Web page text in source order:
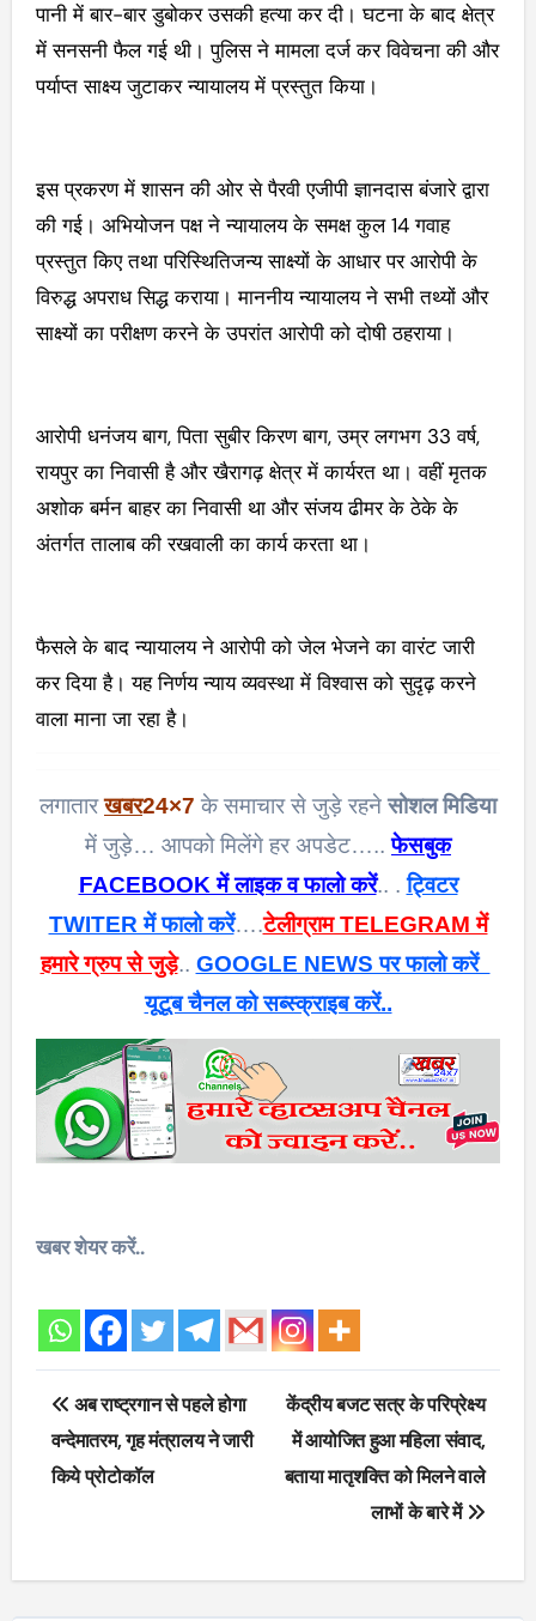
पानी में बार-बार डुबोकर उसकी हत्या कर दी। घटना के बाद क्षेत्र
में सनसनी फैल गई थी। पुलिस ने मामला दर्ज कर विवेचना की और
पर्याप्त साक्ष्य जुटाकर न्यायालय में प्रस्तुत किया।
इस प्रकरण में शासन की ओर से पैरवी एजीपी ज्ञानदास बंजारे द्वारा
की गई। अभियोजन पक्ष ने न्यायालय के समक्ष कुल 14 गवाह
प्रस्तुत किए तथा परिस्थितिजन्य साक्ष्यों के आधार पर आरोपी के
विरुद्ध अपराध सिद्ध कराया। माननीय न्यायालय ने सभी तथ्यों और
साक्ष्यों का परीक्षण करने के उपरांत आरोपी को दोषी ठहराया।
आरोपी धनंजय बाग, पिता सुबीर किरण बाग, उम्र लगभग 33 वर्ष,
रायपुर का निवासी है और खैरागढ़ क्षेत्र में कार्यरत था। वहीं मृतक
अशोक बर्मन बाहर का निवासी था और संजय ढीमर के ठेके के
अंतर्गत तालाब की रखवाली का कार्य करता था।
फैसले के बाद न्यायालय ने आरोपी को जेल भेजने का वारंट जारी
कर दिया है। यह निर्णय न्याय व्यवस्था में विश्वास को सुदृढ़ करने
वाला माना जा रहा है।
लगातारखबर24×7 के समाचार से जुड़े रहनेसोशल मिडिया
में जुड़े… आपको मिलेंगे हर अपडेट…..फेसबुक
FACEBOOK में लाइक व फालो करें.. .ट्विटर
TWITER में फालो करें….टेलीग्राम TELEGRAM में
हमारे ग्रुप से जुड़े.. GOOGLE NEWS पर फालो करें
यूटूब चैनल को सब्स्क्राइब करें..
खबर शेयर करें..
Post
navigation
अब राष्ट्रगान से पहले होगा
वन्देमातरम, गृह मंत्रालय ने जारी
किये प्रोटोकॉल
केंद्रीय बजट सत्र के परिप्रेक्ष्य
में आयोजित हुआ महिला संवाद,
बताया मातृशक्ति को मिलने वाले
लाभों के बारे में